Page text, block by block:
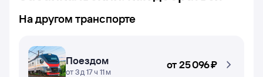
На другом транспорте
Поездом
от 3 д 17 ч 11 м
от25 ⁠096 ⁠₽